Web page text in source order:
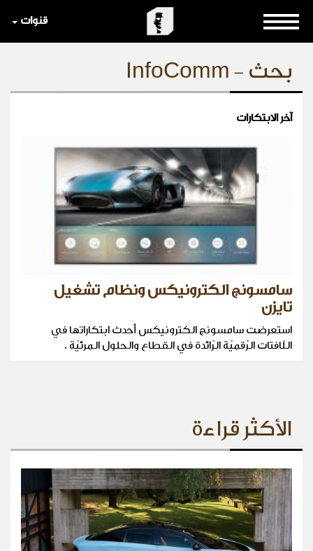
قنوات
بحث - InfoComm
آخر الابتكارات
سامسونج الكترونيكس ونظام تشغيل
تايزن
استعرضت سامسونج الكترونيكس أحدث ابتكاراتها في
اللّافتات الرّقميّة الرّائدة في القطاع والحلول المرئيّة .
الأكثر قراءة